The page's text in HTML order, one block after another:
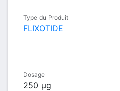
Type du Produit
FLIXOTIDE
Dosage
250 µg